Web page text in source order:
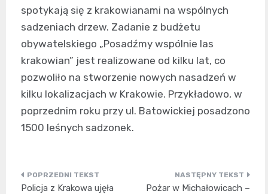
spotykają się z krakowianami na wspólnych
sadzeniach drzew. Zadanie z budżetu
obywatelskiego „Posadźmy wspólnie las
krakowian” jest realizowane od kilku lat, co
pozwoliło na stworzenie nowych nasadzeń w
kilku lokalizacjach w Krakowie. Przykładowo, w
poprzednim roku przy ul. Batowickiej posadzono
1500 leśnych sadzonek.
Nawigacja
Policja z Krakowa ujęła
Pożar w Michałowicach –